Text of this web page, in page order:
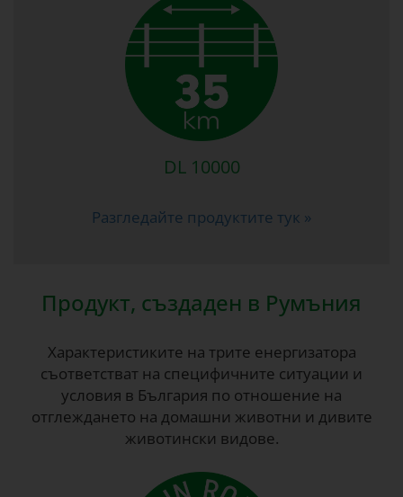
DL 10000
Разгледайте продуктите тук »
Продукт, създаден в Румъния
Характеристиките на трите енергизатора
съответстват на специфичните ситуации и
условия в България по отношение на
отглеждането на домашни животни и дивите
животински видове.